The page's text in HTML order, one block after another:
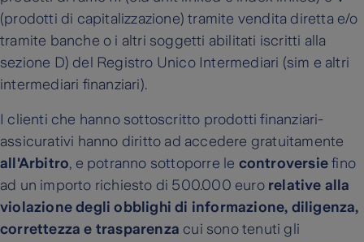
(prodotti di capitalizzazione) tramite vendita diretta e/o
tramite banche o i altri soggetti abilitati iscritti alla
sezione D) del Registro Unico Intermediari (sim e altri
intermediari finanziari).
I clienti che hanno sottoscritto prodotti finanziari-
assicurativi hanno diritto ad accedere gratuitamente
all'Arbitro, e potranno sottoporre le controversie fino
ad un importo richiesto di 500.000 euro relative alla
violazione degli obblighi di informazione, diligenza,
correttezza e trasparenza cui sono tenuti gli